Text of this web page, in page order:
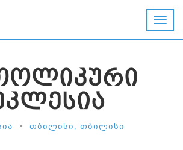
• ᲗᲑᲘᲚᲘᲡᲘ, ᲗᲑᲘᲚᲘᲡᲘ